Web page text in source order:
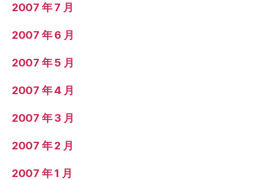
2007 年 7 月
2007 年 6 月
2007 年 5 月
2007 年 4 月
2007 年 3 月
2007 年 2 月
2007 年 1 月